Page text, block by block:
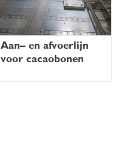
Aan– en afvoerlijn
voor cacaobonen